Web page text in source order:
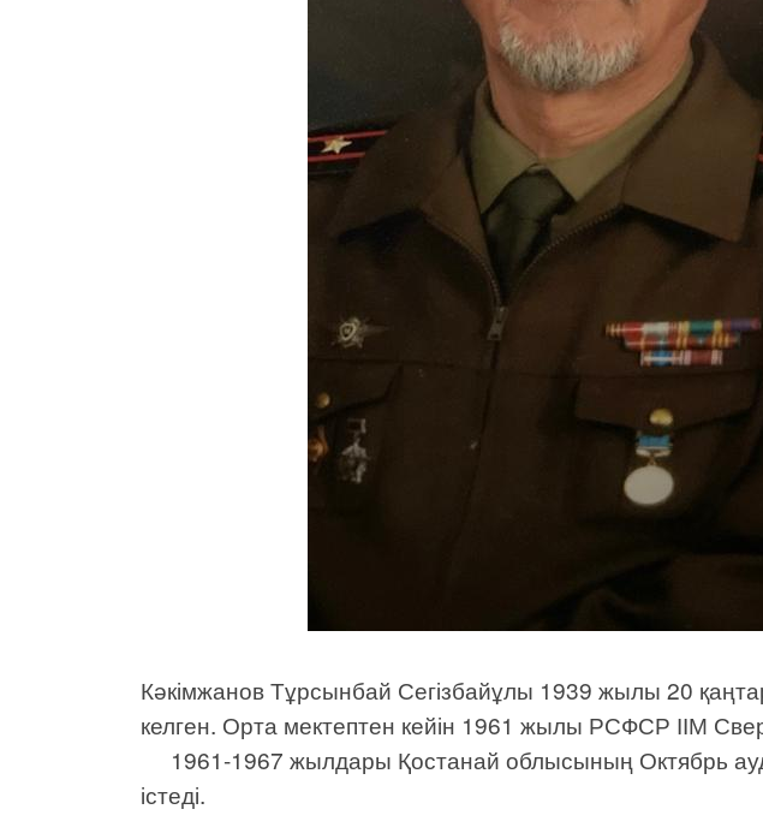
Кәкімжанов Тұрсынбай Сегізбайұлы 1939 жылы 20
келген. Орта мектептен кейін 1961 жылы РСФСР ІІМ
1961-1967 жылдары Қостанай облысының Октябрь
істеді.